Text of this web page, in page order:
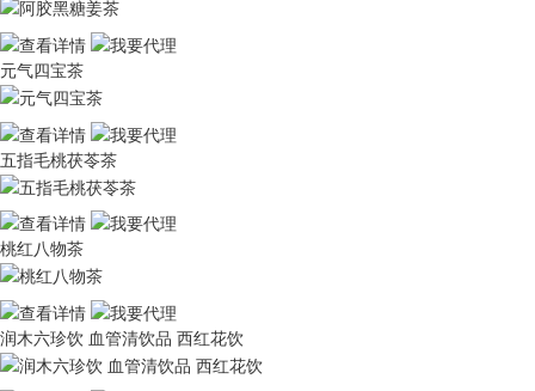
元气四宝茶
五指毛桃茯苓茶
桃红八物茶
润木六珍饮 血管清饮品 西红花饮